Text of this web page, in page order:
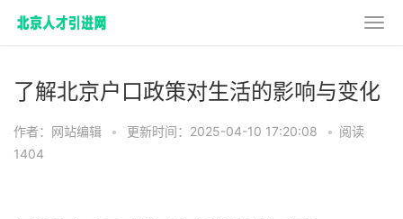
了解北京户口政策对生活的影响与变化
作者：网站编辑 • 更新时间：2025-04-10 17:20:08 • 阅读
1404